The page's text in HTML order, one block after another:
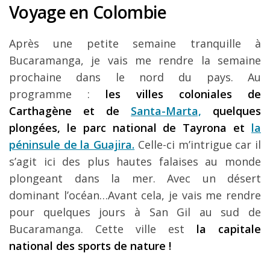
Voyage en Colombie
Après une petite semaine tranquille à
Bucaramanga, je vais me rendre la semaine
prochaine dans le nord du pays. Au
programme : les villes coloniales de
Carthagène et de Santa-Marta, quelques
plongées, le parc national de Tayrona et la
péninsule de la Guajira. Celle-ci m’intrigue car il
s’agit ici des plus hautes falaises au monde
plongeant dans la mer. Avec un désert
dominant l’océan…Avant cela, je vais me rendre
pour quelques jours à San Gil au sud de
Bucaramanga. Cette ville est la capitale
national des sports de nature !